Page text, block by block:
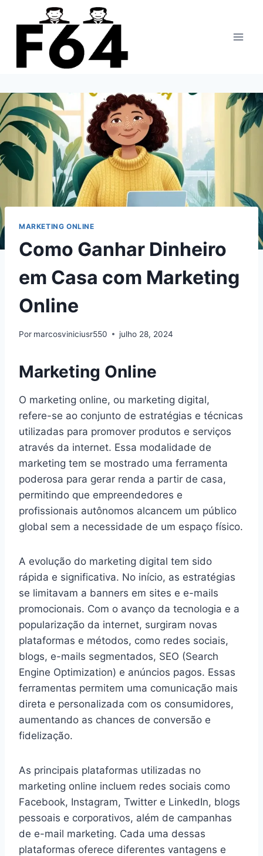
para
MARKETING ONLINE
Como Ganhar Dinheiro
em Casa com Marketing
Online
Por marcosviniciusr550 julho 28, 2024
Marketing Online
O marketing online, ou marketing digital,
refere-se ao conjunto de estratégias e técnicas
utilizadas para promover produtos e serviços
através da internet. Essa modalidade de
marketing tem se mostrado uma ferramenta
poderosa para gerar renda a partir de casa,
permitindo que empreendedores e
profissionais autônomos alcancem um público
global sem a necessidade de um espaço físico.
A evolução do marketing digital tem sido
rápida e significativa. No início, as estratégias
se limitavam a banners em sites e e-mails
promocionais. Com o avanço da tecnologia e a
popularização da internet, surgiram novas
plataformas e métodos, como redes sociais,
blogs, e-mails segmentados, SEO (Search
Engine Optimization) e anúncios pagos. Essas
ferramentas permitem uma comunicação mais
direta e personalizada com os consumidores,
aumentando as chances de conversão e
fidelização.
As principais plataformas utilizadas no
marketing online incluem redes sociais como
Facebook, Instagram, Twitter e LinkedIn, blogs
pessoais e corporativos, além de campanhas
de e-mail marketing. Cada uma dessas
plataformas oferece diferentes vantagens e